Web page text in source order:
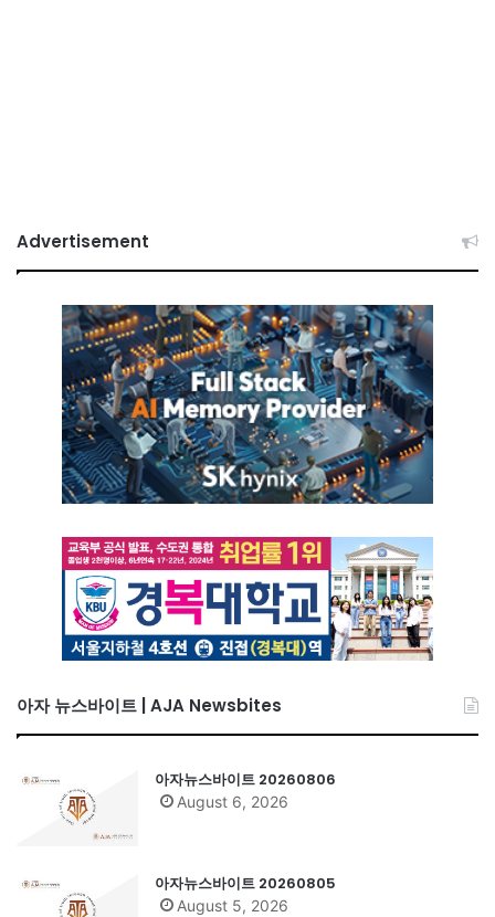
Advertisement
아자 뉴스바이트 | AJA Newsbites
아자뉴스바이트 20260806
August 6, 2026
아자뉴스바이트 20260805
August 5, 2026